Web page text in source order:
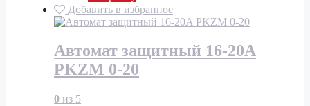
Добавить в избранное
Автомат защитный 16-20A
PKZM 0-20
0 из 5